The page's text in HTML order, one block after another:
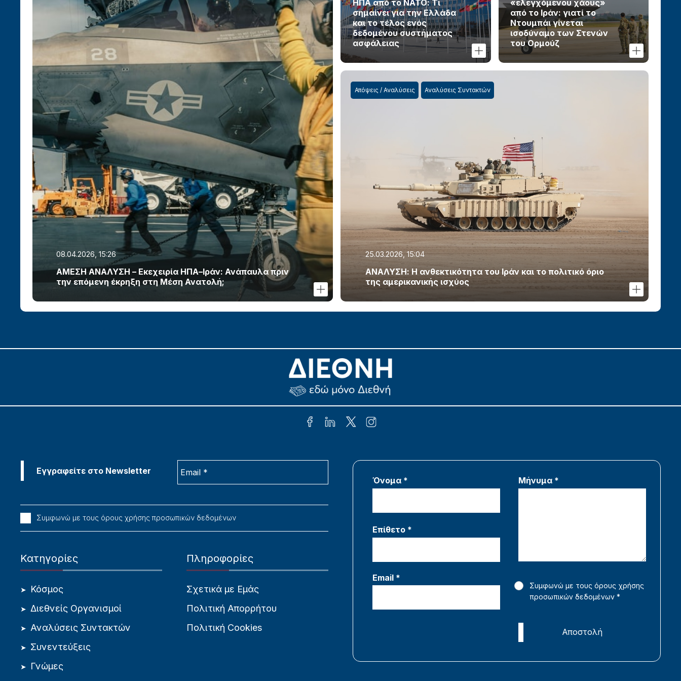
08.04.2026, 15:26
ΑΜΕΣΗ ΑΝΑΛΥΣΗ – Εκεχειρία ΗΠΑ–Ιράν: Ανάπαυλα πριν
την επόμενη έκρηξη στη Μέση Ανατολή;
ΗΠΑ από το ΝΑΤΟ: Τι
σημαίνει για την Ελλάδα
και το τέλος ενός
δεδομένου συστήματος
ασφάλειας
«ελεγχόμενου χάους»
από το Ιράν: γιατί το
Ντουμπάι γίνεται
ισοδύναμο των Στενών
του Ορμούζ
Απόψεις / Αναλύσεις Αναλύσεις Συντακτών
25.03.2026, 15:04
ΑΝΑΛΥΣΗ: Η ανθεκτικότητα του Ιράν και το πολιτικό όριο
της αμερικανικής ισχύος
Συμφωνώ με τους όρους χρήσης προσωπικών δεδομένων
Κατηγορίες
Κόσμος
Διεθνείς Οργανισμοί
Αναλύσεις Συντακτών
Συνεντεύξεις
Γνώμες
Πληροφορίες
Σχετικά με Εμάς
Πολιτική Απορρήτου
Πολιτική Cookies
Όνομα *
Επίθετο *
Email *
Μήνυμα *
Συμφωνώ με τους όρους χρήσης
προσωπικών δεδομένων *
Αποστολή